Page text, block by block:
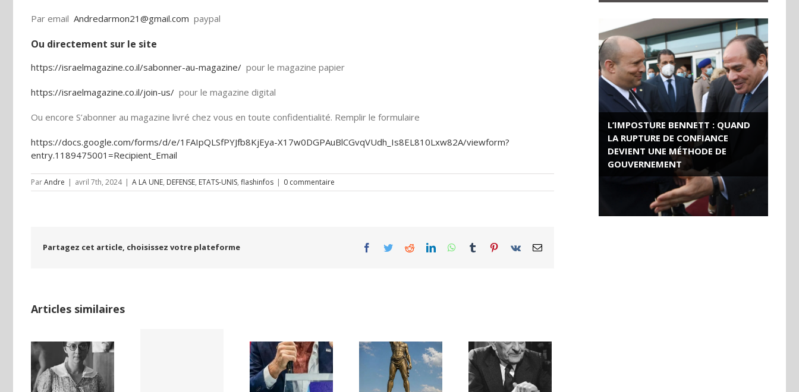
Par email Andredarmon21@gmail.com paypal
Ou directement sur le site
https://israelmagazine.co.il/sabonner-au-magazine/ pour le magazine papier
https://israelmagazine.co.il/join-us/ pour le magazine digital
Ou encore S’abonner au magazine livré chez vous en toute confidentialité. Remplir le formulaire
https://docs.google.com/forms/d/e/1FAIpQLSfPYJfb8KjEya-X17w0DGPAuBlCGvqVUdh_Is8EL810Lxw82A/viewform?
entry.1189475001=Recipient_Email
ParAndre | avril 7th, 2024 | A LA UNE, DEFENSE, ETATS-UNIS, flashinfos | 0 commentaire
Partagez cet article, choisissez votre plateforme Facebook
TwitterRedditLinkedInWhatsApp
Tumblr Pinterest
Vk Email
Articles similaires
Netflix Field of
Ile de Rhodes ;
un foyer juif
Une lettre
inédite de
Malraux sur
L’IMPOSTURE BENNETT : QUAND
LA RUPTURE DE CONFIANCE
DEVIENT UNE MÉTHODE DE
GOUVERNEMENT
ROSE VALLAND, HEROÏNE DE LA
RESISTANCE FRANÇAISE